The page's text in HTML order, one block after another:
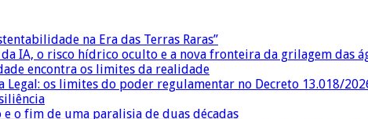
na Era das Terras Raras”
IA, o risco hídrico oculto e a nova fronteira da grilagem das
encontra os limites da realidade
Legal: os limites do poder regulamentar no Decreto 13.018/
o fim de uma paralisia de duas décadas